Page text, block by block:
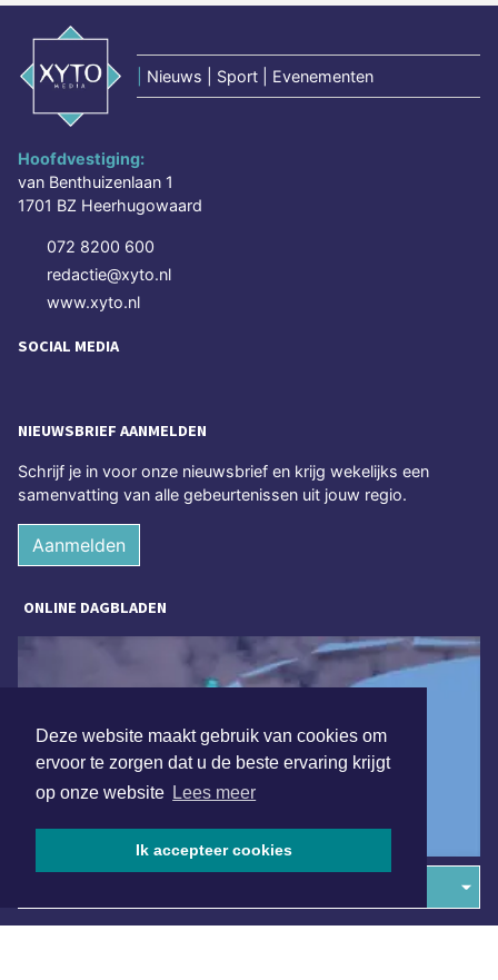
Deze website maakt gebruik van cookies om
ervoor te zorgen dat u de beste ervaring krijgt
op onze website Lees meer
Ik accepteer cookies
Nieuws | Sport | Evenementen
Hoofdvestiging:
van Benthuizenlaan 1
1701 BZ Heerhugowaard
072 8200 600
redactie@xyto.nl
www.xyto.nl
SOCIAL MEDIA
NIEUWSBRIEF AANMELDEN
Schrijf je in voor onze nieuwsbrief en krijg wekelijks een
samenvatting van alle gebeurtenissen uit jouw regio.
Aanmelden
ONLINE DAGBLADEN